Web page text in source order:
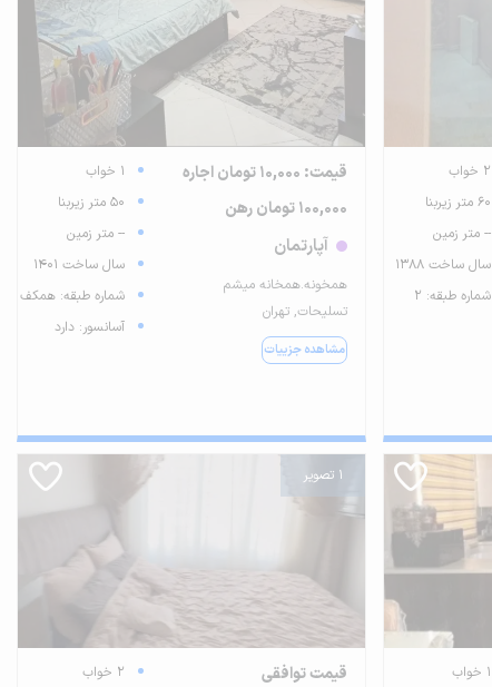
2 خواب
60 متر زیربنا
-- متر زمین
سال ساخت 1388
شماره طبقه: 2
قیمت: 10,000 تومان اجاره
100,000 تومان رهن
آپارتمان
همخونه.همخانه میشم
تسلیحات, تهران
مشاهده جزییات
1 خواب
50 متر زیربنا
-- متر زمین
سال ساخت 1401
شماره طبقه: همکف
آسانسور: دارد
1 خواب
1 تصویر
قیمت توافقی
2 خواب